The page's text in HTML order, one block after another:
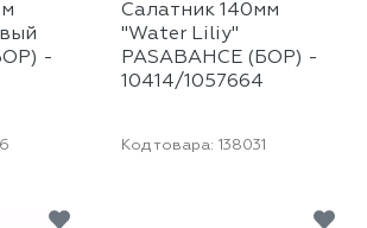
-
Салатник 140мм
"Water Liliy"
PASABAHCE (БОР) -
10414/1057664
Код товара: 138031